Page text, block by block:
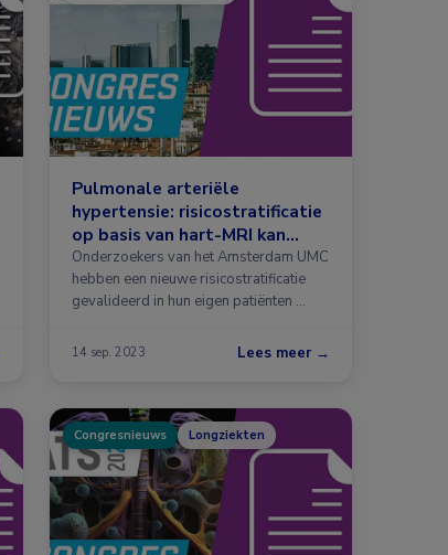
Pulmonale arteriële
hypertensie: risicostratificatie
op basis van hart-MRI kan
beter
Onderzoekers van het Amsterdam UMC
hebben een nieuwe risicostratificatie
gevalideerd in hun eigen patiënten …
14 sep. 2023 Lees meer →
Congresnieuws Longziekten